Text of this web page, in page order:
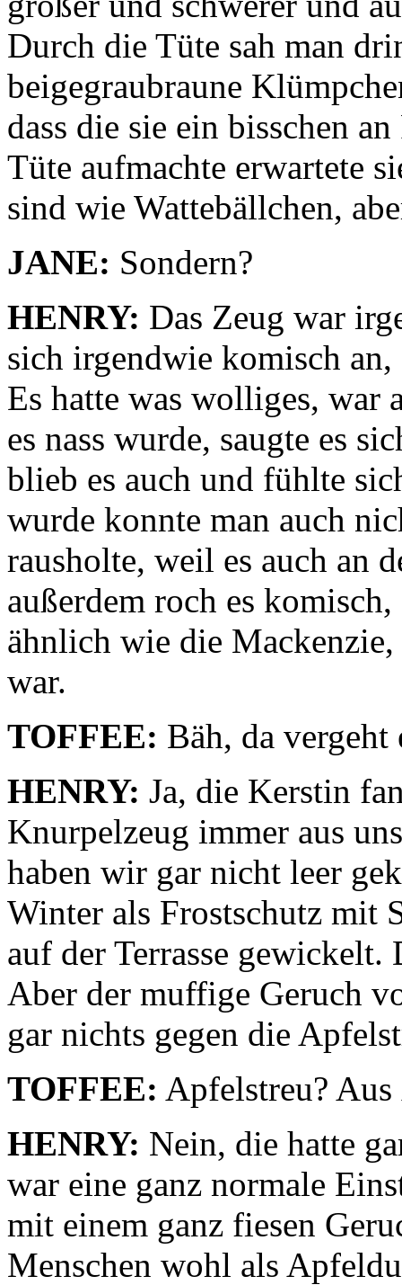
Durch die Tüte sah man
beigegraubraune
dass die sie ein bisschen
Tüte aufmachte erwartete
sind wie Wattebällchen,
JANE: Sondern?
HENRY: Das Zeug war
sich irgendwie komisch
Es hatte was wolliges,
es nass wurde, saugte es
blieb es auch und fühlte
wurde konnte man auch
rausholte, weil es auch an
außerdem roch es
ähnlich wie die
war.
TOFFEE: Bäh, da
HENRY: Ja, die Kerstin
Knurpelzeug immer aus
haben wir gar nicht leer
Winter als Frostschutz mit
auf der Terrasse
Aber der muffige Geruch
gar nichts gegen die
TOFFEE: Apfelstreu?
HENRY: Nein, die hatte
war eine ganz normale
mit einem ganz fiesen
Menschen wohl als